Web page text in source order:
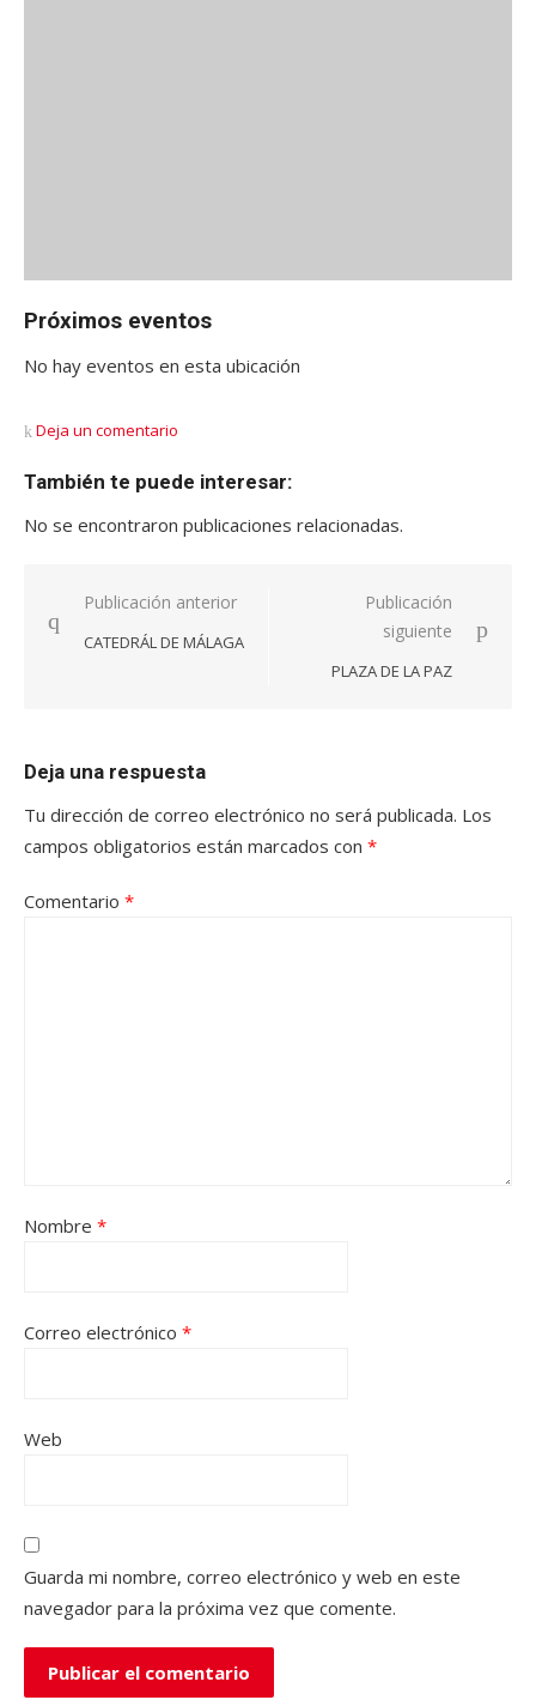
Próximos eventos
No hay eventos en esta ubicación
Deja un comentario
También te puede interesar:
No se encontraron publicaciones relacionadas.
Navegación
de
Publicación anterior
CATEDRÁL DE MÁLAGA
Publicación
siguiente
PLAZA DE LA PAZ
Deja una respuesta
Tu dirección de correo electrónico no será publicada. Los
campos obligatorios están marcados con *
Comentario *
Nombre *
Correo electrónico *
Web
Guarda mi nombre, correo electrónico y web en este
navegador para la próxima vez que comente.